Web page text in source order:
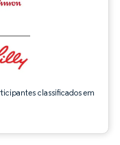
classificados em